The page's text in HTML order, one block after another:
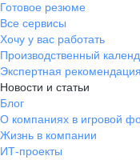
Готовое резюме
Все сервисы
Хочу у вас работать
Производственный
Экспертная рекомендация
Новости и статьи
Блог
О компаниях в игровой
Жизнь в компании
ИТ-проекты